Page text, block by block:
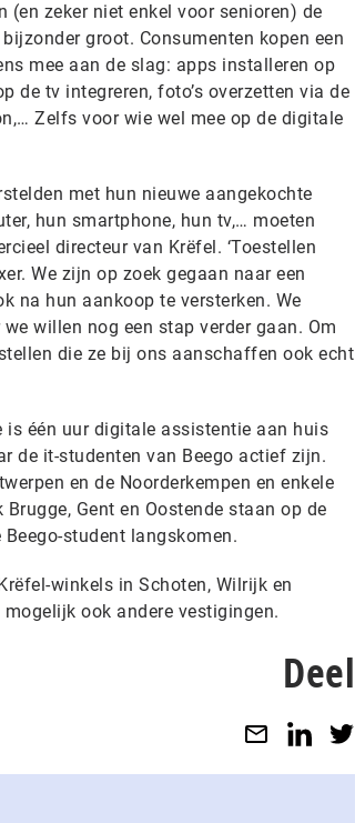
(en zeker niet enkel voor senioren) de
groot. Consumenten kopen een
mee aan de slag: apps installeren op
de tv integreren, foto’s overzetten via de
Zelfs voor wie wel mee op de digitale
met hun nieuwe aangekochte
hun smartphone, hun tv,… moeten
directeur van Krëfel. ‘Toestellen
We zijn op zoek gegaan naar een
na hun aankoop te versterken. We
willen nog een stap verder gaan. Om
die ze bij ons aanschaffen ook echt
is één uur digitale assistentie aan huis
de it-studenten van Beego actief zijn.
en de Noorderkempen en enkele
Gent en Oostende staan op de
student langskomen.
winkels in Schoten, Wilrijk en
ook andere vestigingen.
Deel